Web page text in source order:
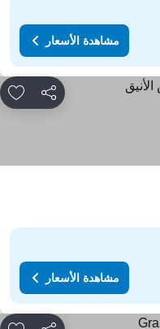
مشاهدة الأسعار
مشاركة
مشاهدة الأسعار